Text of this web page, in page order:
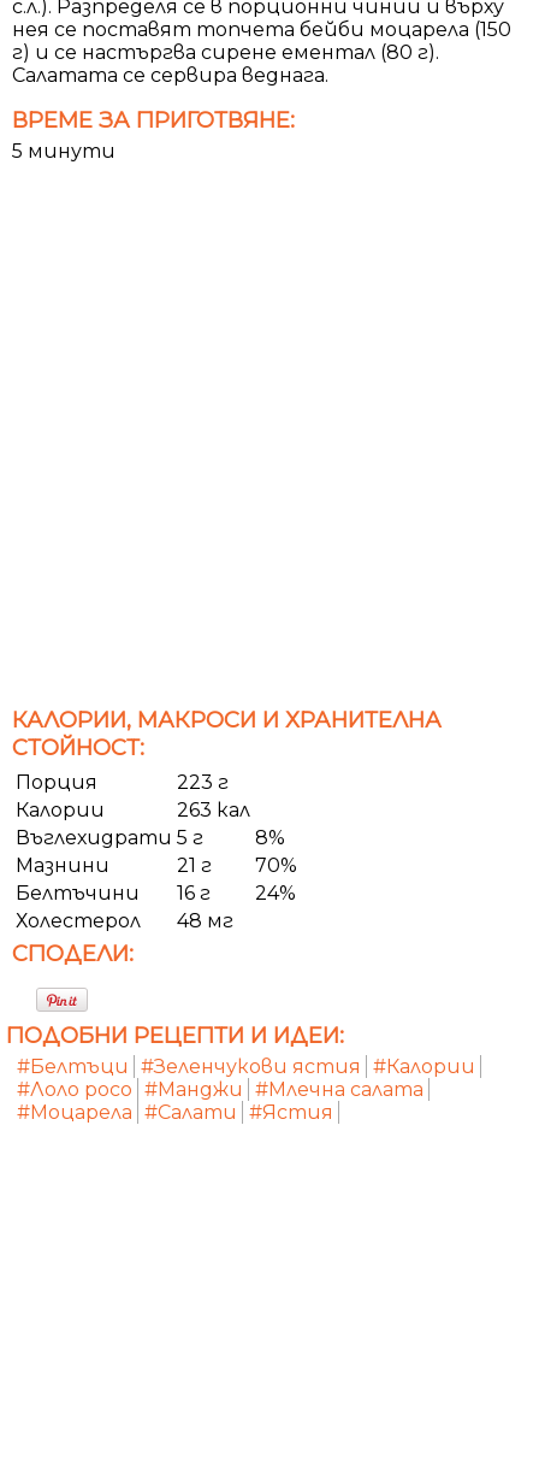
с.л.). Разпределя се в порционни чинии и върху
нея се поставят топчета бейби моцарела (150
г) и се настъргва сирене ементал (80 г).
Салатата се сервира веднага.
ВРЕМЕ ЗА ПРИГОТВЯНЕ:
5 минути
КАЛОРИИ, МАКРОСИ И ХРАНИТЕЛНА
СТОЙНОСТ:
Порция
223 г
Калории
263 кал
Въглехидрати 5 г
8%
Мазнини
21 г
70%
Белтъчини
16 г
24%
Холестерол
48 мг
СПОДЕЛИ:
ПОДОБНИ РЕЦЕПТИ И ИДЕИ:
#Белтъци #Зеленчукови ястия
#Калории
#Лоло росо #Манджи
#Млечна салата
#Моцарела #Салати #Ястия